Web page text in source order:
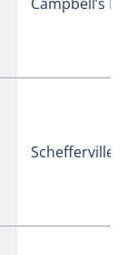
Schefferville